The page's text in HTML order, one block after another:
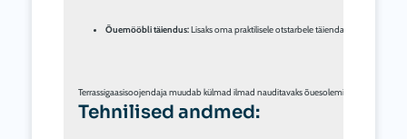
Õuemööbli täiendus: Lisaks oma praktilisele otstarbele täiendab
Tehnilised andmed: